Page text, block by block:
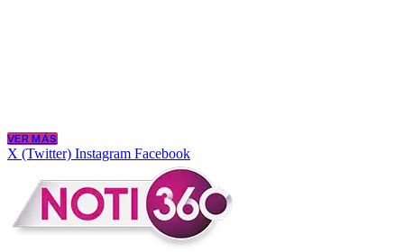
VER MÁS
X (Twitter) Instagram Facebook